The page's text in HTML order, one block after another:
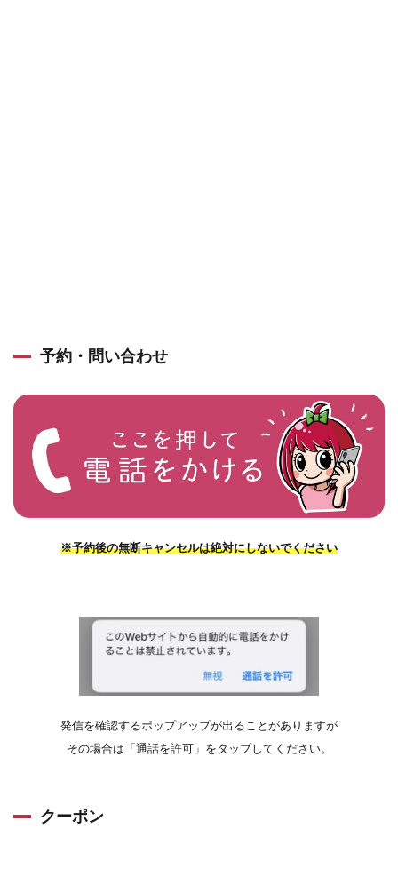
予約・問い合わせ
※予約後の無断キャンセルは絶対にしないでください
発信を確認するポップアップが出ることがありますが
その場合は「通話を許可」をタップしてください。
クーポン